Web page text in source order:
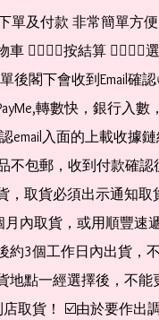
及付款 非常簡單方便
👉🏻👉🏻按結算
後閣下會收到Email確
轉數快，銀行入數
email入面的上載收據
不包郵，收到付款確認
，取貨必須出示通知取
月內取貨，或用順豐速
約3個工作日內出貨，
地點一經選擇後，不能
店取貨！ ☑️由於要作出